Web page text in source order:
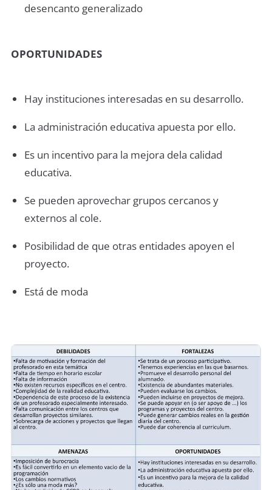
desencanto generalizado
OPORTUNIDADES
Hay instituciones interesadas en su desarrollo.
La administración educativa apuesta por ello.
Es un incentivo para la mejora dela calidad
educativa.
Se pueden aprovechar grupos cercanos y
externos al cole.
Posibilidad de que otras entidades apoyen el
proyecto.
Está de moda